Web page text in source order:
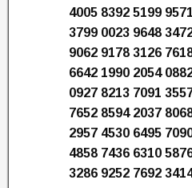
4005 8392 5199
3799 0023 9648
9062 9178 3126
6642 1990 2054
0927 8213 7091
7652 8594 2037
2957 4530 6495
4858 7436 6310
3286 9252 7692